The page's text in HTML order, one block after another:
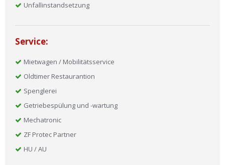
Unfallinstandsetzung
Service:
Mietwagen / Mobilitätsservice
Oldtimer Restaurantion
Spenglerei
Getriebespülung und -wartung
Mechatronic
ZF Protec Partner
HU / AU